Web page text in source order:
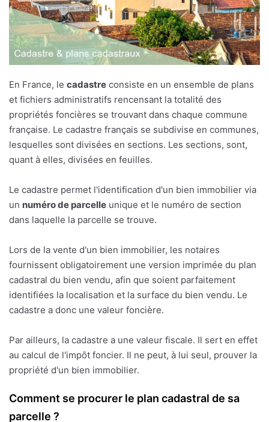
En France, le cadastre consiste en un ensemble de plans
et fichiers administratifs rencensant la totalité des
propriétés foncières se trouvant dans chaque commune
française. Le cadastre français se subdivise en communes,
lesquelles sont divisées en sections. Les sections, sont,
quant à elles, divisées en feuilles.
Le cadastre permet l'identification d'un bien immobilier via
un numéro de parcelle unique et le numéro de section
dans laquelle la parcelle se trouve.
Lors de la vente d'un bien immobilier, les notaires
fournissent obligatoirement une version imprimée du plan
cadastral du bien vendu, afin que soient parfaitement
identifiées la localisation et la surface du bien vendu. Le
cadastre a donc une valeur foncière.
Par ailleurs, la cadastre a une valeur fiscale. Il sert en effet
au calcul de l'impôt foncier. Il ne peut, à lui seul, prouver la
propriété d'un bien immobilier.
Comment se procurer le plan cadastral de sa
parcelle ?